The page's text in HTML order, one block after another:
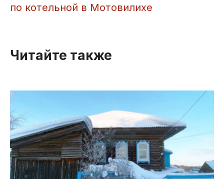
по котельной в Мотовилихе
Читайте также